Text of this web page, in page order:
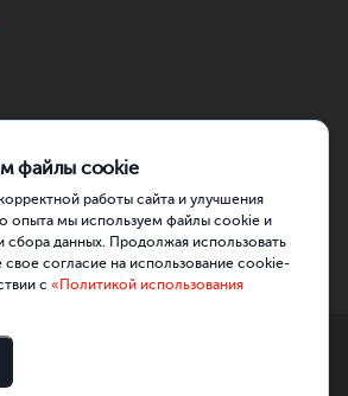
файлы cookie
работы сайта и улучшения
опыта мы используем файлы cookie и
сбора данных. Продолжая использовать
свое согласие на использование cookie-
с «Политикой использования